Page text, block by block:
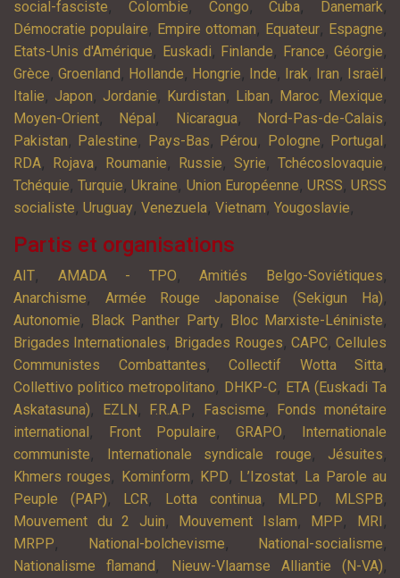
social-fasciste, Colombie, Congo,Cuba, Danemark,
Démocratie populaire, Empire ottoman, Equateur, Espagne,
Etats-Unis d'Amérique, Euskadi, Finlande, France,Géorgie,
Grèce, Groenland , Hollande, Hongrie, Inde, Irak, Iran, Israël ,
Italie, Japon, Jordanie, Kurdistan, Liban, Maroc, Mexique,
Moyen-Orient, Népal , Nicaragua, Nord-Pas-de-Calais,
Pakistan, Palestine, Pays-Bas, Pérou, Pologne, Portugal ,
RDA, Rojava, Roumanie, Russie, Syrie, Tchécoslovaquie,
Tchéquie,Turquie,Ukraine, Union Européenne, URSS,URSS
socialiste, Uruguay, Venezuela, Vietnam, Yougoslavie,
Partis et organisations
AIT, AMADA - TPO,Amitiés Belgo-Soviétiques,
Anarchisme, Armée Rouge Japonaise (Sekigun Ha),
Autonomie, Black Panther Party, Bloc Marxiste-Léniniste,
Brigades Internationales, Brigades Rouges, CAPC,Cellules
Communistes Combattantes, Collectif Wotta Sitta,
Collettivo politico metropolitano, DHKP-C, ETA (Euskadi Ta
Askatasuna), EZLN , F.R.A.P, Fascisme,
Fonds monétaire
international , Front Populaire, GRAPO,
Internationale
communiste, Internationale syndicale rouge, Jésuites,
Khmers rouges, Kominform, KPD, L’Izostat, La Parole au
Peuple (PAP), LCR, Lotta continua, MLPD, MLSPB,
Mouvement du 2 Juin, Mouvement Islam, MPP, MRI ,
MRPP, National-bolchevisme, National-socialisme,
Nationalisme flamand , Nieuw-Vlaamse Alliantie (N-VA),